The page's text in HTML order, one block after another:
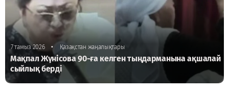
7 тамыз 2026 • Қазақстан жаңалықтары
Мақпал Жүнісова 90-ға келген тыңдарманына ақшалай
сыйлық берді